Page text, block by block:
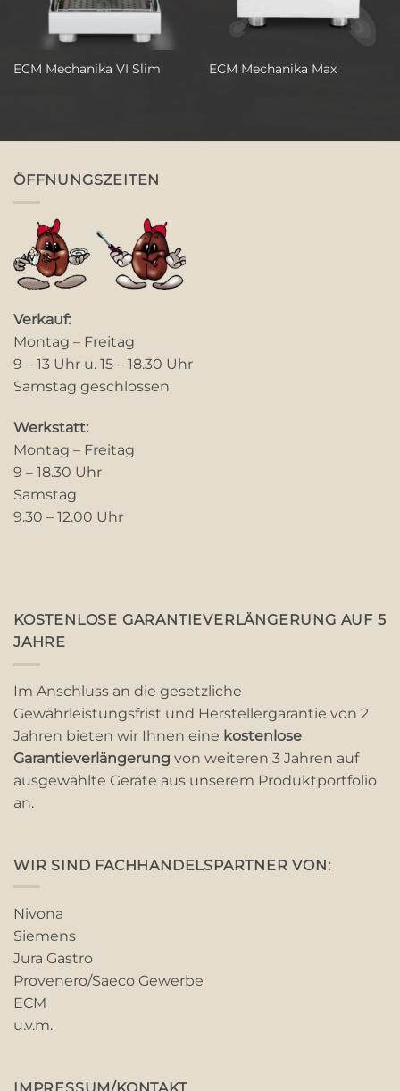
ECM Mechanika VI Slim ECM Mechanika Max
ÖFFNUNGSZEITEN
Verkauf:
Montag – Freitag
9 – 13 Uhr u. 15 – 18.30 Uhr
Samstag geschlossen
Werkstatt:
Montag – Freitag
9 – 18.30 Uhr
Samstag
9.30 – 12.00 Uhr
KOSTENLOSE GARANTIEVERLÄNGERUNG AUF 5
JAHRE
Im Anschluss an die gesetzliche
Gewährleistungsfrist und Herstellergarantie von 2
Jahren bieten wir Ihnen eine kostenlose
Garantieverlängerung von weiteren 3 Jahren auf
ausgewählte Geräte aus unserem Produktportfolio
an.
WIR SIND FACHHANDELSPARTNER VON:
Nivona
Siemens
Jura Gastro
Provenero/Saeco Gewerbe
ECM
u.v.m.